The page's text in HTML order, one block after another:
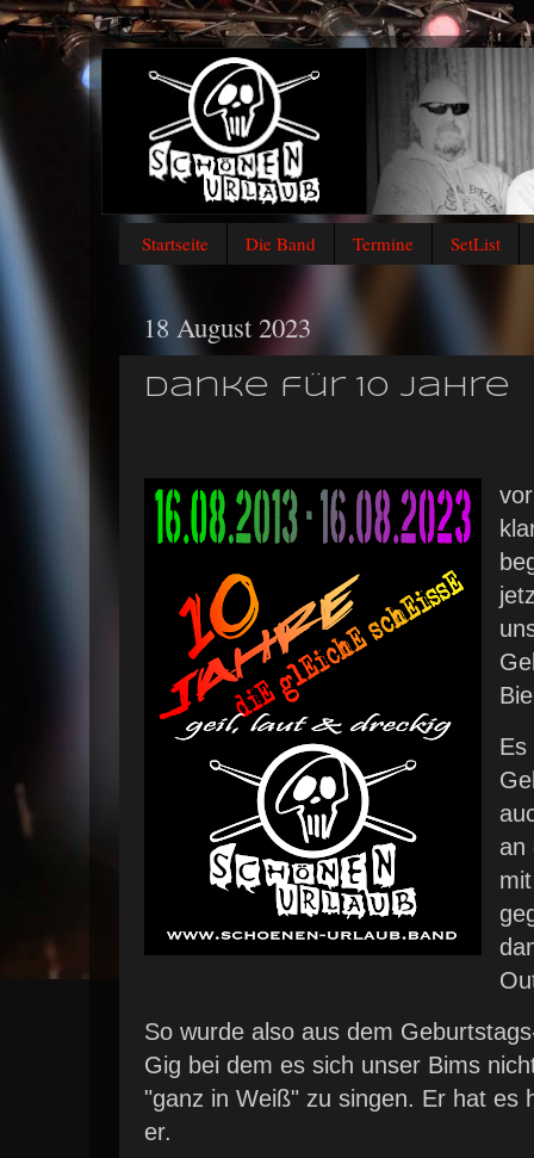
Startseite Die Band Termine SetList
18 August 2023
Danke für 10 Jahre
Es
an
So wurde also aus dem
Gig bei dem es sich unser Bims
"ganz in Weiß" zu singen. Er hat es
er.